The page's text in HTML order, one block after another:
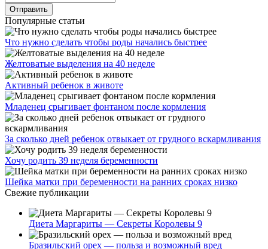
Популярные статьи
Что нужно сделать чтобы роды начались быстрее
Желтоватые выделения на 40 неделе
Активный ребенок в животе
Младенец срыгивает фонтаном после кормления
За сколько дней ребенок отвыкает от грудного вскармливания
Хочу родить 39 неделя беременности
Шейка матки при беременности на ранних сроках низко
Свежие публикации
Диета Маргариты — Секреты Королевы 9
Бразильский орех — польза и возможный вред